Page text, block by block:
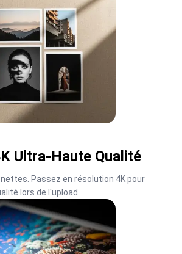
Ultra-Haute Qualité
Passez en résolution 4K pour
lors de l'upload.